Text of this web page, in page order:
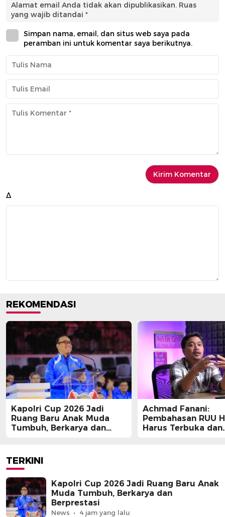
Alamat email Anda tidak akan dipublikasikan. Ruas
yang wajib ditandai *
Simpan nama, email, dan situs web saya pada
peramban ini untuk komentar saya berikutnya.
Δ
REKOMENDASI
Kapolri Cup 2026 Jadi
Ruang Baru Anak Muda
Tumbuh, Berkarya dan
Achmad Fanani:
Pembahasan RUU
Harus Terbuka dan
TERKINI
Kapolri Cup 2026 Jadi Ruang Baru Anak
Muda Tumbuh, Berkarya dan
Berprestasi
News 4 jam yang lalu